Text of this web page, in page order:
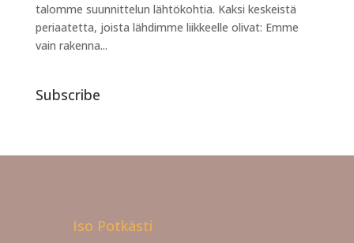
talomme suunnittelun lähtökohtia. Kaksi keskeistä
periaatetta, joista lähdimme liikkeelle olivat: Emme
vain rakenna...
Subscribe
Iso Potkästi